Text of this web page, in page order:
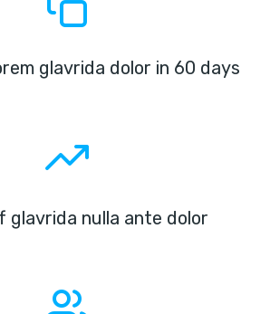
glavrida dolor in 60 days
glavrida nulla ante dolor